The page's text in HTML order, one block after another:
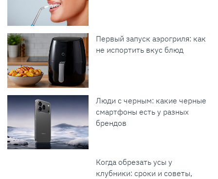
Первый запуск аэрогриля: как
не испортить вкус блюд
Люди с черным: какие черные
смартфоны есть у разных
брендов
Когда обрезать усы у
клубники: сроки и советы,